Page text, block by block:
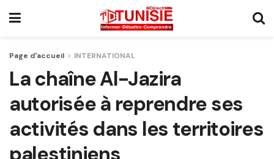
Page d'accueil INTERNATIONAL
La chaîne Al-Jazira
autorisée à reprendre ses
activités dans les territoires